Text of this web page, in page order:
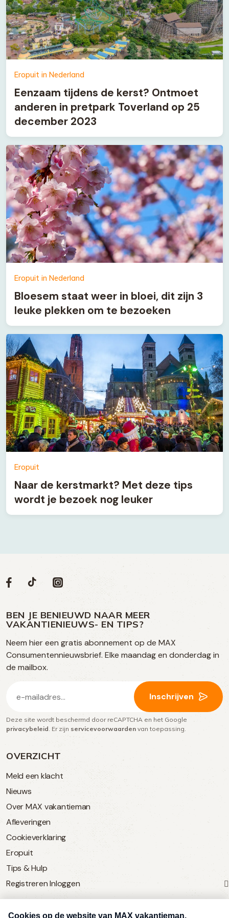
Eropuit in Nederland
Eenzaam tijdens de kerst? Ontmoet
anderen in pretpark Toverland op 25
december 2023
Eropuit in Nederland
Bloesem staat weer in bloei, dit zijn 3
leuke plekken om te bezoeken
Eropuit
Naar de kerstmarkt? Met deze tips
wordt je bezoek nog leuker
OVERZICHT
Meld een klacht
Nieuws
Over MAX vakantieman
Afleveringen
Cookieverklaring
Eropuit
Tips & Hulp
Registreren Inloggen
SERVICE
Volg
op
social
media
Social
Volg
op
Facebook
Volg
op
TikTok
Volg
op
Instagram
BEN JE BENIEUWD NAAR MEER
VAKANTIENIEUWS- EN TIPS?
Neem hier een gratis abonnement op de MAX
Consumentennieuwsbrief. Elke maandag en donderdag in
de mailbox.
mailadres
(Vereist)
Inschrijven
Deze site wordt beschermd door reCAPTCHA en het Google
privacybeleid . Er zijn servicevoorwaarden van toepassing.